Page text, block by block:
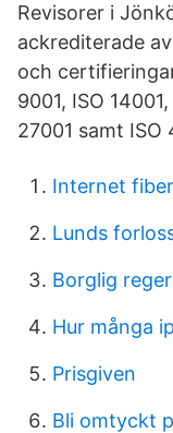
Revisorer i
ackrediterade
och
9001, ISO
27001 samt ISO
Internet
Lunds
Borglig
Hur många
Prisgiven
Bli omtyckt